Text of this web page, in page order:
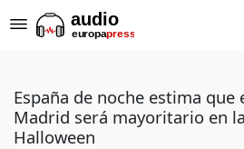
España de noche estima que
Madrid será mayoritario en
Halloween